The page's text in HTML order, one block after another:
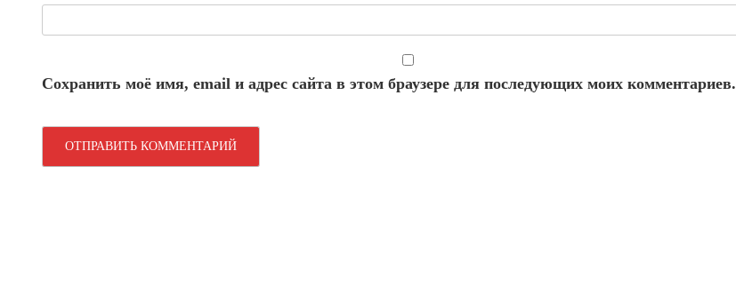
Сохранить моё имя, email и адрес сайта в этом браузере для последующих моих комментариев.